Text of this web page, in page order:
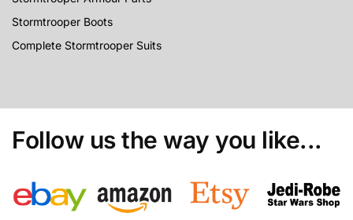
Stormtrooper Boots
Complete Stormtrooper Suits
Follow us the way you like...